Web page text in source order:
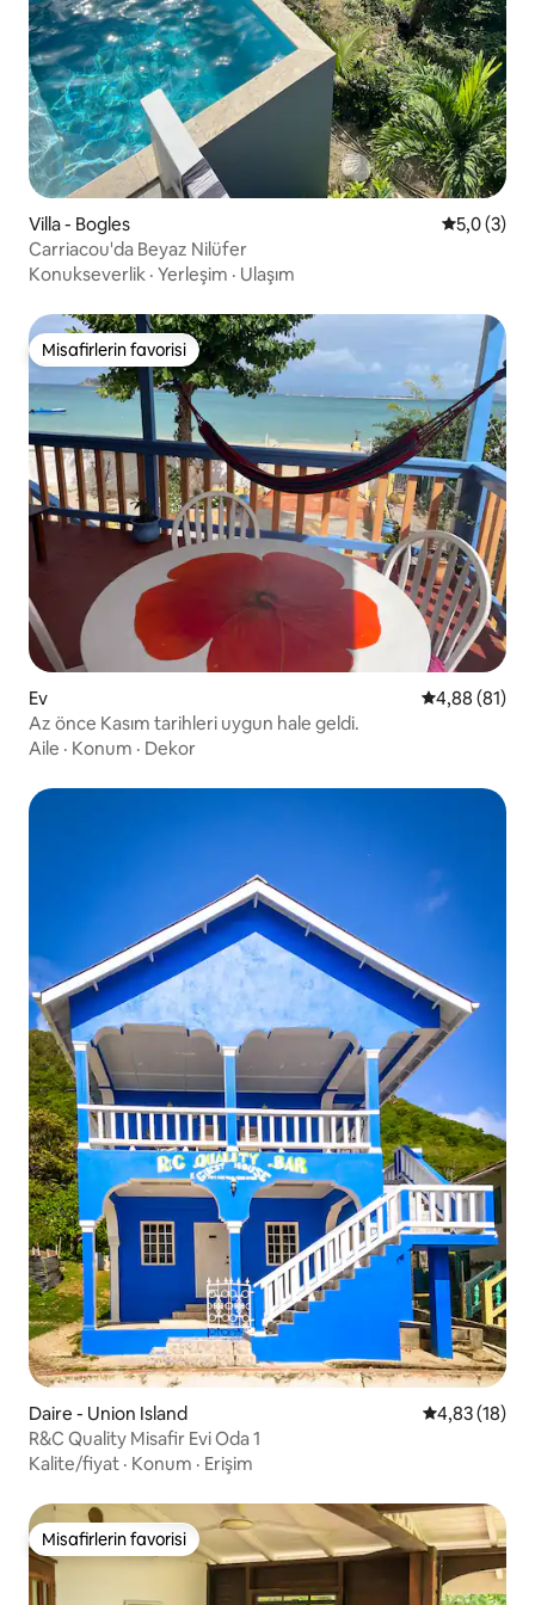
Villa - Bogles 55,0 (3)
Carriacou'da Beyaz Nilüfer
Konukseverlik · Yerleşim · Ulaşım
Misafirlerin favorisi
Misafirlerin favorisi
Ev 5 üzerinden
4,88 (81)
Az önce Kasım tarihleri uygun hale geldi.
Aile · Konum · Dekor
Daire - Union Island 5 üzerinden
4,83 (18)
R&C Quality Misafir Evi Oda 1
Kalite/fiyat · Konum · Erişim
Misafirlerin favorisi
Misafirlerin favorisi